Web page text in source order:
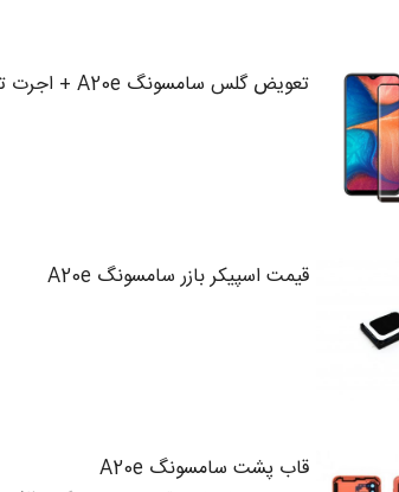
تعویض گلس سامسونگ A20e + اجرت تعویض
قیمت اسپیکر بازر سامسونگ A20e
قاب پشت سامسونگ A20e